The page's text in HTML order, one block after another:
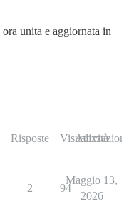
unita e aggiornata in
Risposte Visualizzazioni
Attività
2 94
Maggio 13,
2026